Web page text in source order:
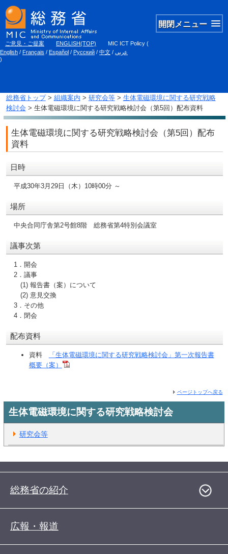
開閉メニュー
ご意見・ご提案 ENGLISH(TOP) MIC ICT Policy (
English / Français / Español / Русский / 中文 / عربي
)
総務省トップ> 組織案内 > 研究会等> 生体電磁環境に関する研究戦略
検討会 > 生体電磁環境に関する研究戦略検討会（第5回）配布資料
生体電磁環境に関する研究戦略検討会（第5回）配布
資料
日時
平成30年3月29日（木）10時00分 ～
場所
中央合同庁舎第2号館8階 総務省第4特別会議室
議事次第
1．開会
2．議事
(1) 報告書（案）について
(2) 意見交換
3．その他
4．閉会
配布資料
資料
「生体電磁環境に関する研究戦略検討会」第一次報告書
概要（案）
ページトップへ戻る
生体電磁環境に関する研究戦略検討会
研究会等
総務省の紹介
広報・報道